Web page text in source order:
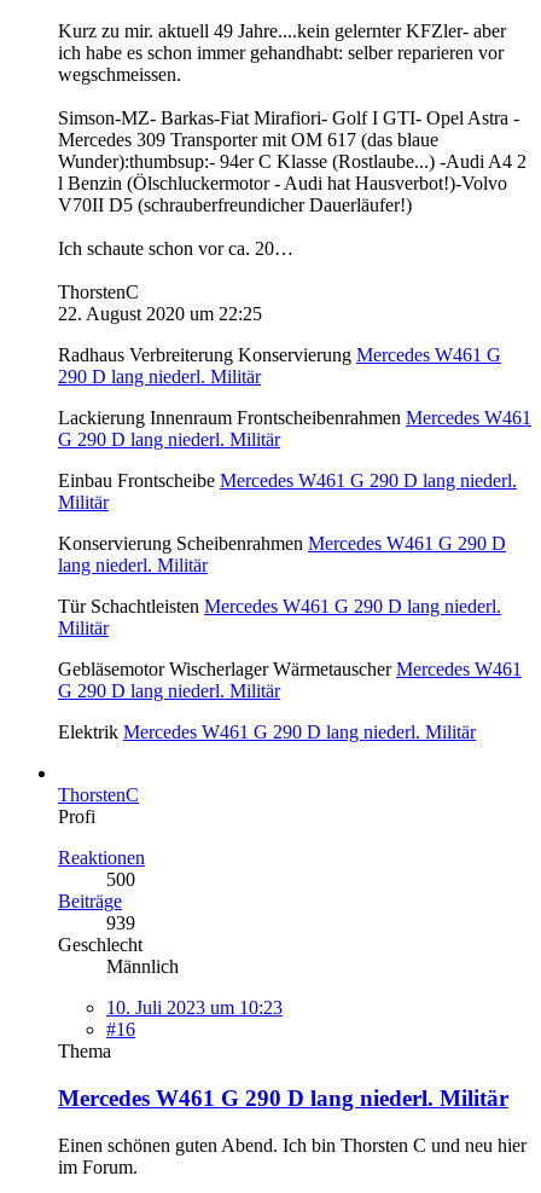
Kurz zu mir. aktuell 49 Jahre....kein gelernter KFZler- aber
ich habe es schon immer gehandhabt: selber reparieren vor
wegschmeissen.
Simson-MZ- Barkas-Fiat Mirafiori- Golf I GTI- Opel Astra -
Mercedes 309 Transporter mit OM 617 (das blaue
Wunder):thumbsup:- 94er C Klasse (Rostlaube...) -Audi A4 2
l Benzin (Ölschluckermotor - Audi hat Hausverbot!)-Volvo
V70II D5 (schrauberfreundicher Dauerläufer!)
Ich schaute schon vor ca. 20…
ThorstenC
22. August 2020 um 22:25
Radhaus Verbreiterung Konservierung Mercedes W461 G
290 D lang niederl. Militär
Lackierung Innenraum Frontscheibenrahmen Mercedes W461
G 290 D lang niederl. Militär
Einbau Frontscheibe Mercedes W461 G 290 D lang niederl.
Militär
Konservierung Scheibenrahmen Mercedes W461 G 290 D
lang niederl. Militär
Tür Schachtleisten Mercedes W461 G 290 D lang niederl.
Militär
Gebläsemotor Wischerlager WärmetauscherMercedes W461
G 290 D lang niederl. Militär
Elektrik Mercedes W461 G 290 D lang niederl. Militär
ThorstenC
Profi
Reaktionen
500
Beiträge
939
Geschlecht
Männlich
10. Juli 2023 um 10:23
#16
Thema
Mercedes W461 G 290 D lang niederl. Militär
Einen schönen guten Abend. Ich bin Thorsten C und neu hier
im Forum.